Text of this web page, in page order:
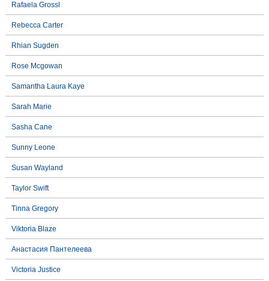
Rafaela Grossl
Rebecca Carter
Rhian Sugden
Rose Mcgowan
Samantha Laura Kaye
Sarah Marie
Sasha Cane
Sunny Leone
Susan Wayland
Taylor Swift
Tinna Gregory
Viktoria Blaze
Анастасия Пантелеева
Victoria Justice